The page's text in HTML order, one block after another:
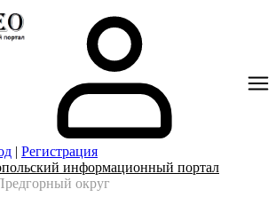
| Регистрация
информационный портал
округ